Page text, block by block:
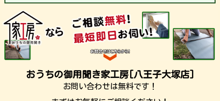
おうちの御用聞き家工房[八王子大塚店]
お問い合わせは無料です！